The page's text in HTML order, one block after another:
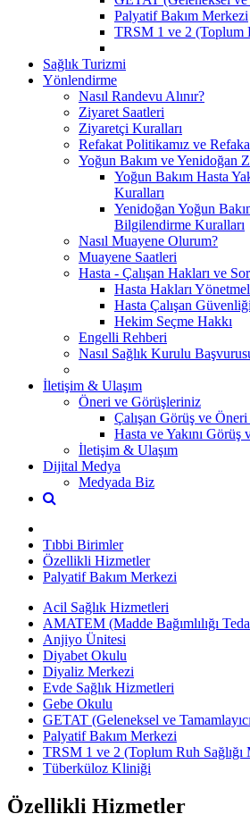
Palyatif Bakım Merkezi
TRSM 1 ve 2 (Toplum
Sağlık Turizmi
Yönlendirme
Nasıl Randevu Alınır?
Ziyaret Saatleri
Ziyaretçi Kuralları
Refakat Politikamız ve
Yoğun Bakım ve Yenidoğan
Yoğun Bakım Hasta
Kuralları
Yenidoğan Yoğun
Bilgilendirme Kuralları
Nasıl Muayene Olurum?
Muayene Saatleri
Hasta - Çalışan Hakları ve
Hasta Hakları
Hasta Çalışan
Hekim Seçme Hakkı
Engelli Rehberi
Nasıl Sağlık Kurulu
İletişim & Ulaşım
Öneri ve Görüşleriniz
Çalışan Görüş ve
Hasta ve Yakını Görüş
İletişim & Ulaşım
Dijital Medya
Medyada Biz
Tıbbi Birimler
Özellikli Hizmetler
Palyatif Bakım Merkezi
Acil Sağlık Hizmetleri
AMATEM (Madde Bağımlılığı
Anjiyo Ünitesi
Diyabet Okulu
Diyaliz Merkezi
Evde Sağlık Hizmetleri
Gebe Okulu
GETAT (Geleneksel ve
Palyatif Bakım Merkezi
TRSM 1 ve 2 (Toplum Ruh Sağlığı
Tüberküloz Kliniği
Özellikli Hizmetler